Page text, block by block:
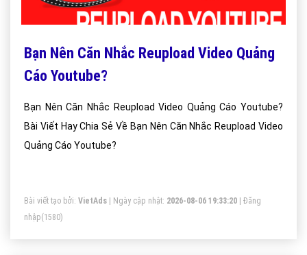
Bạn Nên Căn Nhắc Reupload Video Quảng
Cáo Youtube?
Bạn Nên Căn Nhắc Reupload Video Quảng Cáo Youtube?
Bài Viết Hay Chia Sẻ Về Bạn Nên Căn Nhắc Reupload Video
Quảng Cáo Youtube?
Bài viết tạo bởi: VietAds | Ngày cập nhật: 2026-08-06 19:33:20
Đăng
nhập(1580)